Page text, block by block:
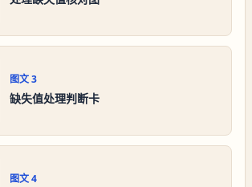
图文3
缺失值处理判断卡
图文4